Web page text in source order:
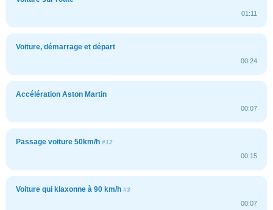
01:11
Voiture, démarrage et départ
00:24
Accélération Aston Martin
00:07
Passage voiture 50km/h #12
00:15
Voiture qui klaxonne à 90 km/h #3
00:07